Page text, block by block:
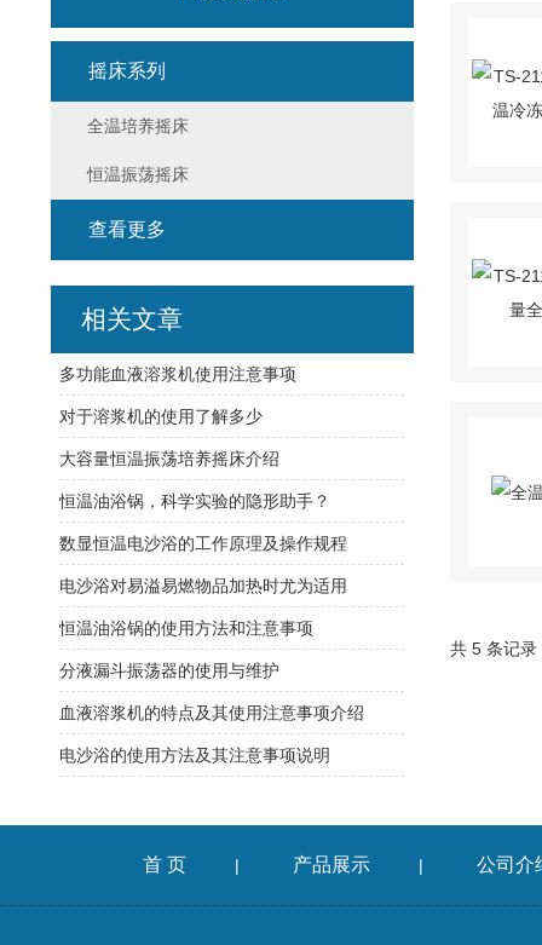
共 5 条记
摇床系列
全温培养摇床
恒温振荡摇床
查看更多
相关文章
多功能血液溶浆机使用注意事项
对于溶浆机的使用了解多少
大容量恒温振荡培养摇床介绍
恒温油浴锅，科学实验的隐形助手？
数显恒温电沙浴的工作原理及操作规程
电沙浴对易溢易燃物品加热时尤为适用
恒温油浴锅的使用方法和注意事项
分液漏斗振荡器的使用与维护
血液溶浆机的特点及其使用注意事项介绍
电沙浴的使用方法及其注意事项说明
首 页 | 产品展示 | 公司介